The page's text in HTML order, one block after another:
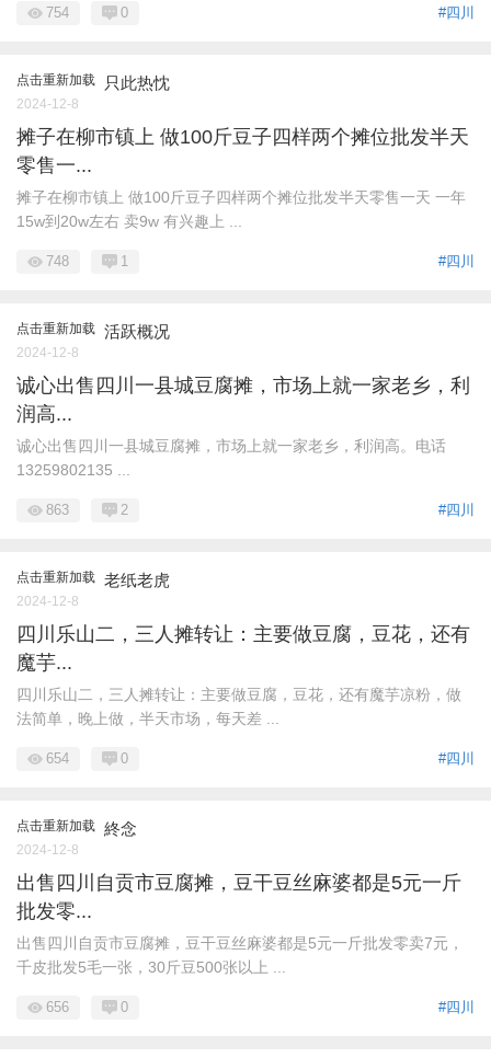
#四川
754 0
点击重新加载 只此热忱
2024-12-8
摊子在柳市镇上 做100斤豆子四样两个摊位批发半天
零售一...
摊子在柳市镇上 做100斤豆子四样两个摊位批发半天零售一天 一年
15w到20w左右 卖9w 有兴趣上 ...
#四川
748 1
点击重新加载 活跃概况
2024-12-8
诚心出售四川一县城豆腐摊，市场上就一家老乡，利
润高...
诚心出售四川一县城豆腐摊，市场上就一家老乡，利润高。电话
13259802135 ...
#四川
863 2
点击重新加载 老纸老虎
2024-12-8
四川乐山二，三人摊转让：主要做豆腐，豆花，还有
魔芋...
四川乐山二，三人摊转让：主要做豆腐，豆花，还有魔芋凉粉，做
法简单，晚上做，半天市场，每天差 ...
#四川
654 0
点击重新加载 終念
2024-12-8
出售四川自贡市豆腐摊，豆干豆丝麻婆都是5元一斤
批发零...
出售四川自贡市豆腐摊，豆干豆丝麻婆都是5元一斤批发零卖7元，
千皮批发5毛一张，30斤豆500张以上 ...
#四川
656 0